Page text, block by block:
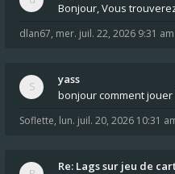
Bonjour, Vous
dlan67, mer. juil. 22, 2026 9:31 am
yass
bonjour comment
Soflette, lun. juil. 20, 2026 10:31
Re: Lags sur jeu de